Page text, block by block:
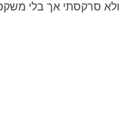
ולא סרקסתי אך בלי